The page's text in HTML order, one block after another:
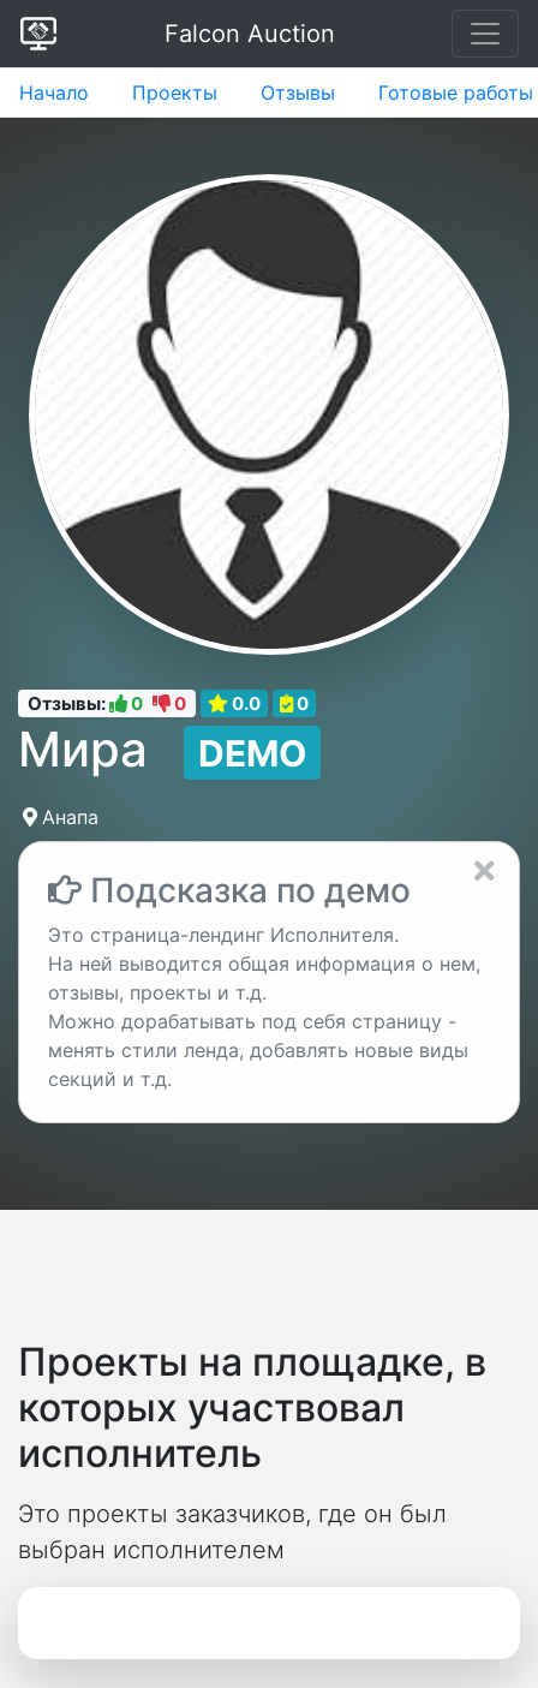
Falcon Auction
Начало Проекты Отзывы Готовые работы
Отзывы: 0 0 0.0 0
Мира DEMO
Анапа
Подсказка по демо
Это страница-лендинг Исполнителя.
На ней выводится общая информация о нем,
отзывы, проекты и т.д.
Можно дорабатывать под себя страницу -
менять стили ленда, добавлять новые виды
секций и т.д.
Проекты на площадке, в
которых участвовал
исполнитель
Это проекты заказчиков, где он был
выбран исполнителем